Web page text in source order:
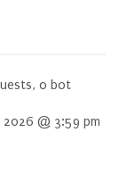
0 bot
2026 @ 3:59 pm